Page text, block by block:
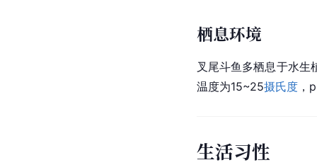
栖息环境
叉尾斗鱼多栖息于水生
温度为15~25摄氏度 ，
生活习性